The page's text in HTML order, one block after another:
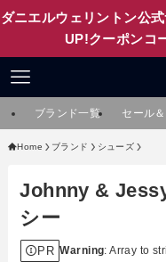
ダニエルウェリントン公
UP!クーポンコ
ブランド一覧 セール
Home ブランド シューズ
Johnny &
シー
PR Warning: Array to